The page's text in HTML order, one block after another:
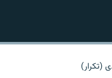
(تکرار)